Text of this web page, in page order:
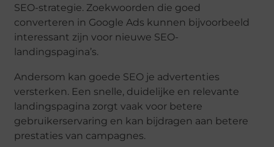
SEO-strategie. Zoekwoorden die goed
converteren in Google Ads kunnen bijvoorbeeld
interessant zijn voor nieuwe SEO-
landingspagina’s.
Andersom kan goede SEO je advertenties
versterken. Een snelle, duidelijke en relevante
landingspagina zorgt vaak voor betere
gebruikerservaring en kan bijdragen aan betere
prestaties van campagnes.